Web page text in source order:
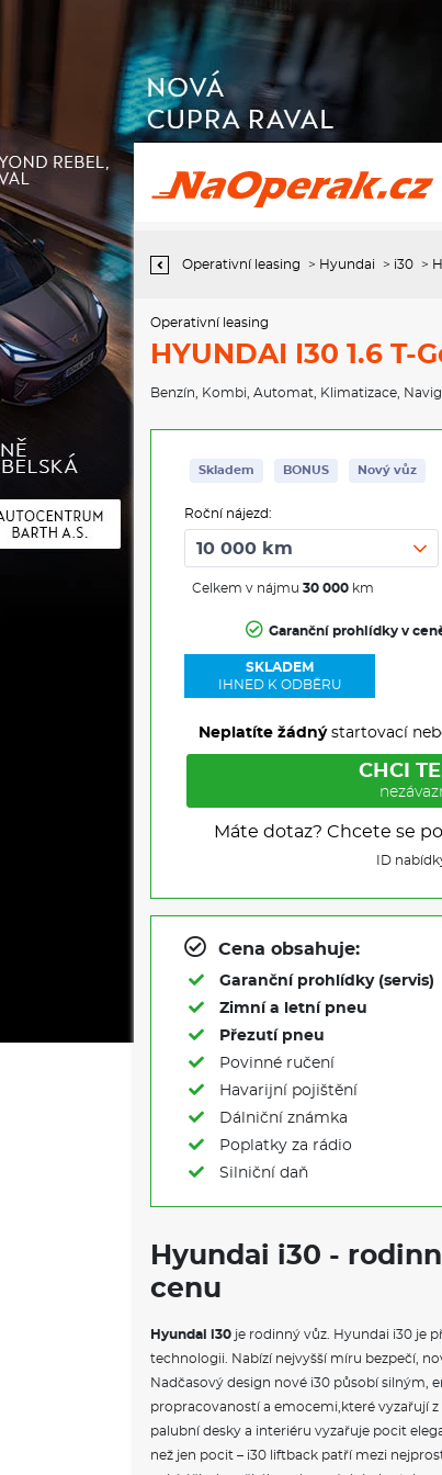
Operativní leasing HYUNDAI I30 1.6 T-Gdi Go Czech! Kombi Dct
Operativní leasing > Hyundai > i30 >
Operativní leasing
HYUNDAI I30 1.6 T-
Benzín Kombi Automat Klimatizace
Skladem BONUS Nový vůz
Roční nájezd:
Celkem v nájmu 30 000 km
Garanční prohlídky v
SKLADEM
IHNED K ODBĚRU
Neplatíte žádnýstartovací
CHCI
Máte dotaz? Chcete se
ID
Cena obsahuje:
Garanční prohlídky (servis)
Zimní a letní pneu
Přezutí pneu
Povinné ručení
Havarijní pojištění
Dálniční známka
Poplatky za rádio
Silniční daň
Co je operativní leasing?
Hyundai i30 -
cenu
Hyundai i30 je rodinný vůz. Hyundai i30 je
technologii. Nabízí nejvyšší míru bezpečí,
Nadčasový design nové i30 působí silným,
propracovaností a emocemi,které vyzařují
palubní desky a interiéru vyzařuje pocit
než jen pocit – i30 liftback patří mezi